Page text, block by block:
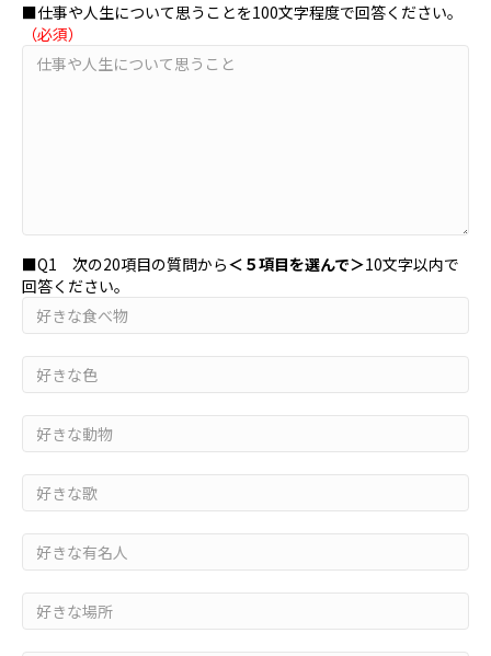
■仕事や人生について思うことを100文字程度で回答ください。
（必須）
■Q1 次の20項目の質問から＜５項目を選んで＞10文字以内で
回答ください。